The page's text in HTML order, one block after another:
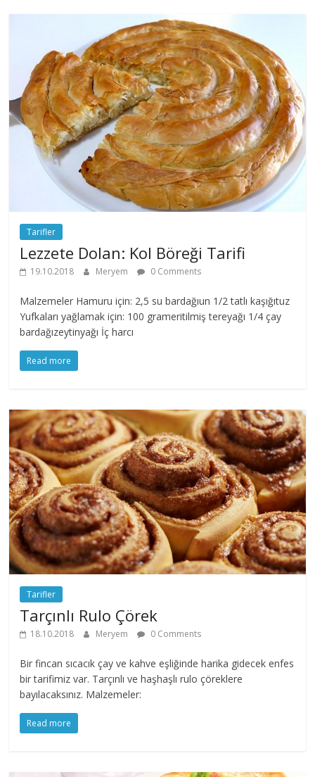
Tarifler
Lezzete Dolan: Kol Böreği Tarifi
19.10.2018 Meryem 0 Comments
Malzemeler Hamuru için: 2,5 su bardağıun 1/2 tatlı kaşığıtuz
Yufkaları yağlamak için: 100 grameritilmiş tereyağı 1/4 çay
bardağızeytinyağı İç harcı
Read more
Tarifler
Tarçınlı Rulo Çörek
18.10.2018 Meryem 0 Comments
Bir fincan sıcacık çay ve kahve eşliğinde harika gidecek enfes
bir tarifimiz var. Tarçınlı ve haşhaşlı rulo çöreklere
bayılacaksınız. Malzemeler:
Read more